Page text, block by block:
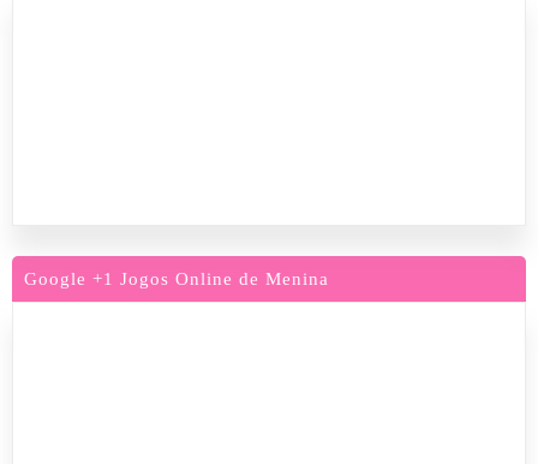
Google +1 Jogos Online de Menina